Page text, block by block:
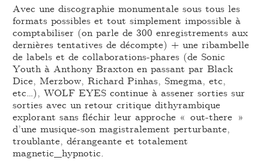
Avec une discographie monumentale sous tous les
formats possibles et tout simplement impossible à
comptabiliser (on parle de 300 enregistrements aux
dernières tentatives de décompte) + une ribambelle
de labels et de collaborations-phares (de Sonic
Youth à Anthony Braxton en passant par Black
Dice, Merzbow, Richard Pinhas, Smegma, etc,
etc…), WOLF EYES continue à assener sorties sur
sorties avec un retour critique dithyrambique
explorant sans fléchir leur approche « out-there »
d’une musique-son magistralement perturbante,
troublante, dérangeante et totalement
magnetic_hypnotic.